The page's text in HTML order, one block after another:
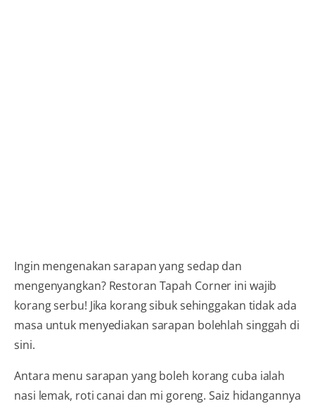
Ingin mengenakan sarapan yang sedap dan
mengenyangkan? Restoran Tapah Corner ini wajib
korang serbu! Jika korang sibuk sehinggakan tidak ada
masa untuk menyediakan sarapan bolehlah singgah di
sini.
Antara menu sarapan yang boleh korang cuba ialah
nasi lemak, roti canai dan mi goreng. Saiz hidangannya